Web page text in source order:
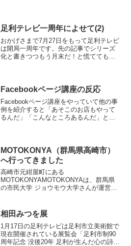
南は製造業です。その土...
足利テレビ一周年によせて(2)
おかげさまで7月27日をもって足利テレビ
は開局一周年です。先の記事でシリーズ
化と書きつつもう月末だ！と慌ててもう
49回...
Facebookページ講座の反応
Facebookページ講座をやっていて他の事
例を紹介すると「あそこのお店もやって
るんだ」「こんなところあるんだ」とい
が吉日と...
MOTOKONYA（群馬県高崎市）
へ行ってきました
高崎市元紺屋町にある
MOTOKONYAMOTOKONYAは、群馬県
の市民大学 ジョウモウ大学さんが運営し
すい（笑）大きな地図で見る高崎駅から
ちょっと歩いた旧中山道...
相田みつを展
1月17日の足利テレビは足利市立美術館で
現在開催されている展覧会「足利市制90
周年記念 没後20年 足利が生んだ心の詩人